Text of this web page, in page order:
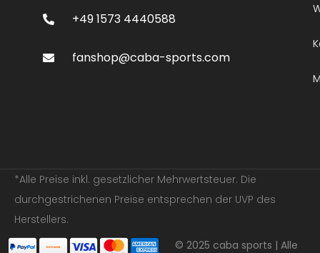
+49 1573 4440588
fanshop@caba-sports.com
*Alle Preise inkl. gesetzlicher Mehrwertsteuer. Die
durchgestrichenen Preise entsprechen der UVP des
Herstellers.
© 2025 caba sports | Alle